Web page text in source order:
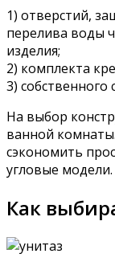
1) отверстий,
перелива воды
изделия;
2) комплекта
3) собственного
На выбор
ванной
сэкономить
угловые модели.
Как